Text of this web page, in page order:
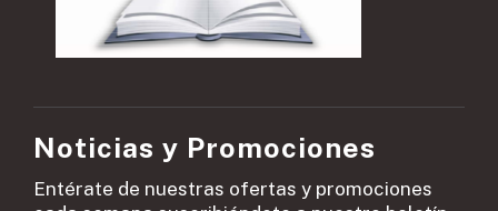
Noticias y Promociones
Entérate de nuestras ofertas y promociones